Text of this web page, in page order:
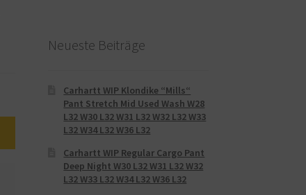
Neueste Beiträge
Carhartt WIP Klondike “Mills“
Pant Stretch Mid Used Wash W28
L32 W30 L32 W31 L32 W32 L32 W33
L32 W34 L32 W36 L32
Carhartt WIP Regular Cargo Pant
Deep Night W30 L32 W31 L32 W32
L32 W33 L32 W34 L32 W36 L32